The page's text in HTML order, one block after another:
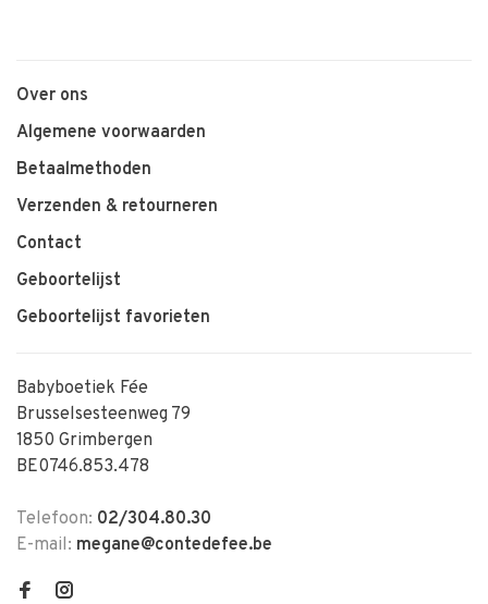
Over ons
Algemene voorwaarden
Betaalmethoden
Verzenden & retourneren
Contact
Geboortelijst
Geboortelijst favorieten
Babyboetiek Fée
Brusselsesteenweg 79
1850 Grimbergen
BE0746.853.478
Telefoon: 02/304.80.30
E-mail: megane@contedefee.be